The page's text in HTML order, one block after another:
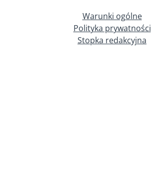
Warunki ogólne
Polityka prywatności
Stopka redakcyjna